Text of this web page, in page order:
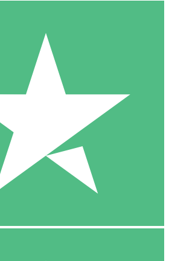
Créditos Individuais
com créditos de download. Sem
1000